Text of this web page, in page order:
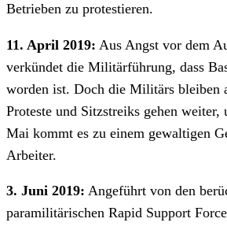
Betrieben zu protestieren.
11. April 2019: Aus Angst vor dem
verkündet die Militärführung, dass
worden ist. Doch die Militärs bleiben
Proteste und Sitzstreiks gehen weiter,
Mai kommt es zu einem gewaltigen
Arbeiter.
3. Juni 2019: Angeführt von den
paramilitärischen Rapid Support